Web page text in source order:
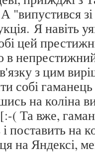
"випустився
Я навіть
цей
непрестижний
з цим
собі
на коліна
( Та вже,
поставить на
на Яндексі,